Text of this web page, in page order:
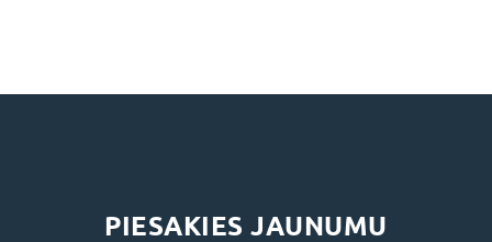
PIESAKIES JAUNUMU